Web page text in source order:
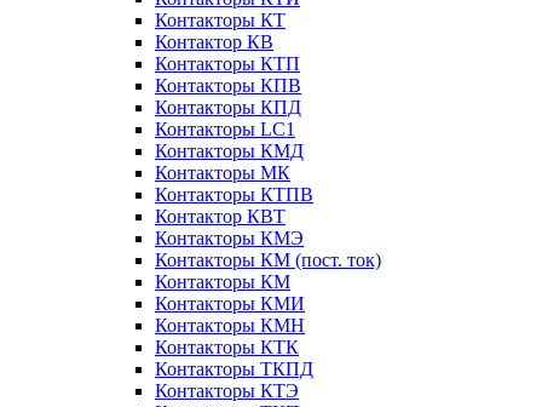
Контакторы КТ
Контактор КВ
Контакторы КТП
Контакторы КПВ
Контакторы КПД
Контакторы LC1
Контакторы КМД
Контакторы МК
Контакторы КТПВ
Контактор КВТ
Контакторы КМЭ
Контакторы КМ (пост. ток)
Контакторы КМ
Контакторы КМИ
Контакторы КМН
Контакторы КТК
Контакторы ТКПД
Контакторы КТЭ